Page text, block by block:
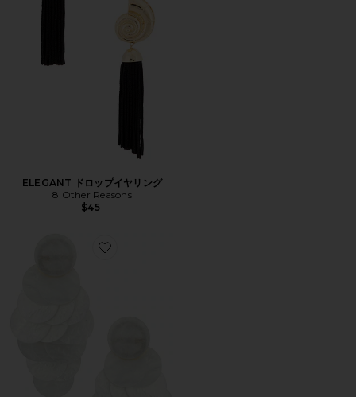
ELEGANT ドロップイヤリング
8 Other Reasons
$45
Favorite STATEMENT ドロップイヤリング